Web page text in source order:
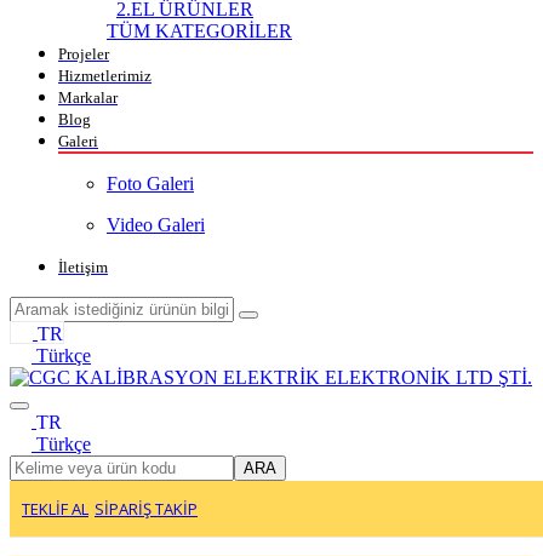
2.EL ÜRÜNLER
TÜM KATEGORİLER
Projeler
Hizmetlerimiz
Markalar
Blog
Galeri
Foto Galeri
Video Galeri
İletişim
TR
Türkçe
TR
Türkçe
ARA
TEKLİF AL SİPARİŞ TAKİP